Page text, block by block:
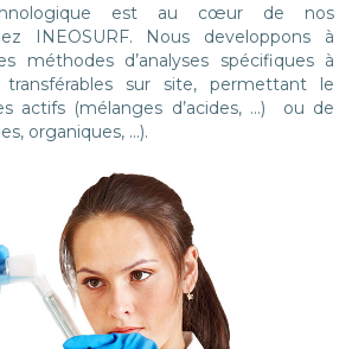
est au cœur de nos
INEOSURF. Nous developpons à
méthodes d’analyses spécifiques à
sur site, permettant le
actifs (mélanges d’acides, …) ou de
organiques, …).